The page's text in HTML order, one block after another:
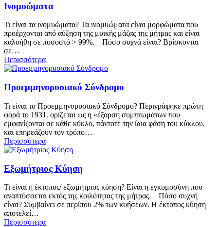
Ινομυώματα
Τι είναι τα ινομυώματα? Τα ινομυώματα είναι μορφώματα που
προέρχονται από αύξηση της μυικής μάζας της μήτρας και είναι
καλοήθη σε ποσοστό > 99%. Πόσο συχνά είναι? Βρίσκονται
σε…
Περισσότερα
Προεμμηνορυσιακό Σύνδρομο
Τι είναι το Προεμμηνορυσιακό Σύνδρομο? Περιγράφηκε πρώτη
φορά το 1931. ορίζεται ως η «έξαρση συμπτωμάτων που
εμφανίζονται σε κάθε κύκλο, πάντοτε την ίδια φάση του κύκλου,
και επηρεάζουν τον τρόπο…
Περισσότερα
Εξωμήτριος Κύηση
Τι είναι η έκτοπος/ εξωμήτριος κύηση? Είναι η εγκυμοσύνη που
αναπτύσσεται εκτός της κοιλότητας της μήτρας. Πόσο συχνή
είναι? Συμβαίνει σε περίπου 2% των κυήσεων. Η έκτοπος κύηση
αποτελεί…
Περισσότερα